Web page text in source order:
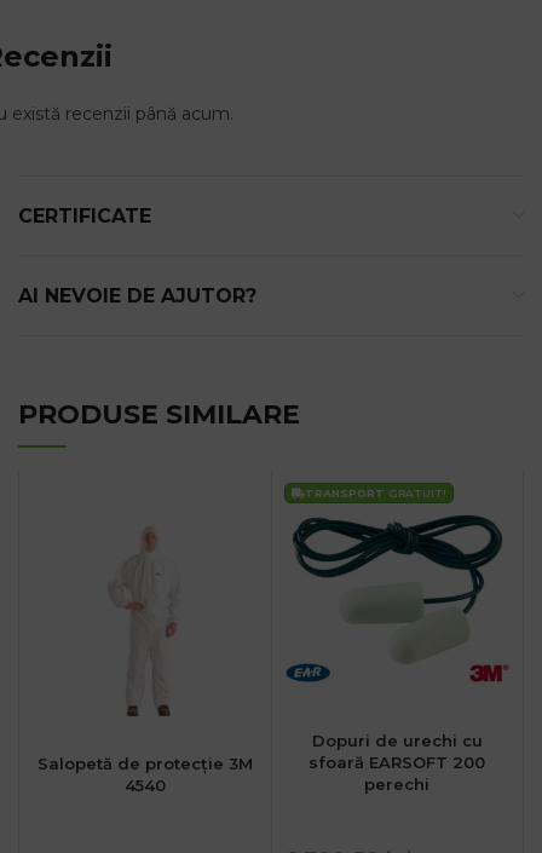
există recenzii până acum.
CERTIFICATE
AI NEVOIE DE AJUTOR?
PRODUSE SIMILARE
Salopetă de protecție 3M
4540
TRANSPORT GRATUIT!
Dopuri de urechi cu
sfoară EARSOFT 200
perechi